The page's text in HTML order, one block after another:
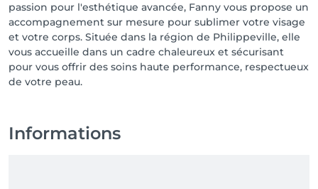
passion pour l'esthétique avancée, Fanny vous propose un
accompagnement sur mesure pour sublimer votre visage
et votre corps. Située dans la région de Philippeville, elle
vous accueille dans un cadre chaleureux et sécurisant
pour vous offrir des soins haute performance, respectueux
de votre peau.
Informations